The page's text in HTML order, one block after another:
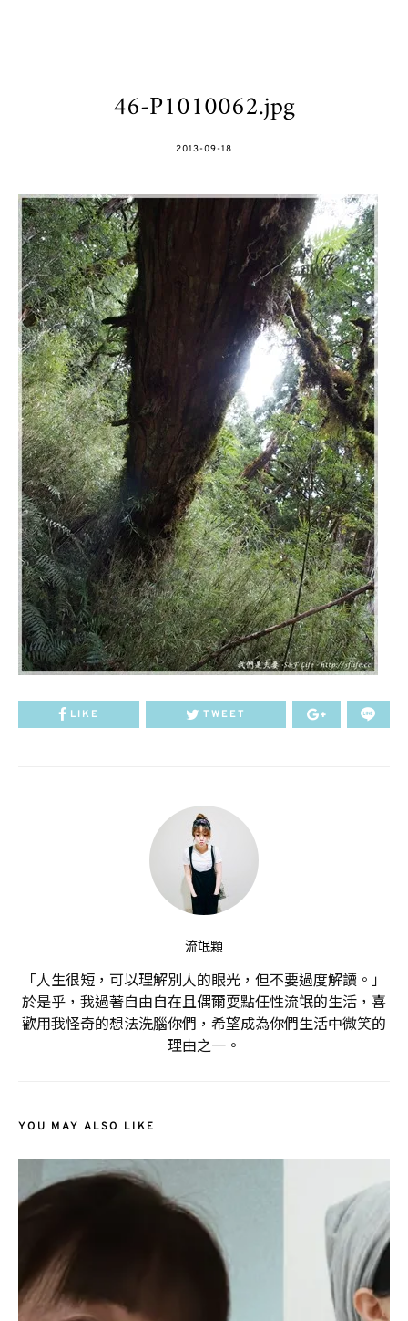
46-P1010062.jpg
POSTED
2013-09-18
LIKE TWEET
流氓顆
「人生很短，可以理解別人的眼光，但不要過度解讀。」
於是乎，我過著自由自在且偶爾耍點任性流氓的生活，喜
歡用我怪奇的想法洗腦你們，希望成為你們生活中微笑的
理由之一。
YOU MAY ALSO LIKE